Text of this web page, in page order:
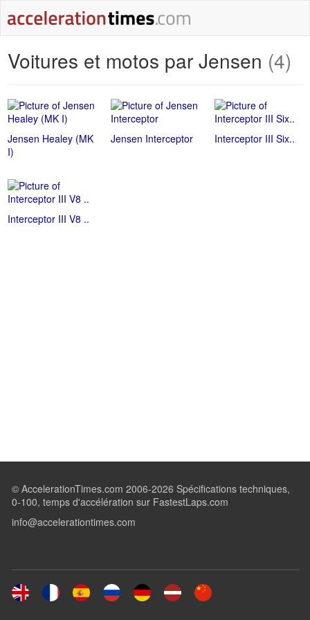
Voitures et motos par Jensen (4)
Jensen Healey (MK
I)
Jensen Interceptor Interceptor III Six..
Interceptor III V8 ..
© AccelerationTimes.com 2006-2026 Spécifications techniques,
0-100, temps d'accélération sur FastestLaps.com
info@accelerationtimes.com